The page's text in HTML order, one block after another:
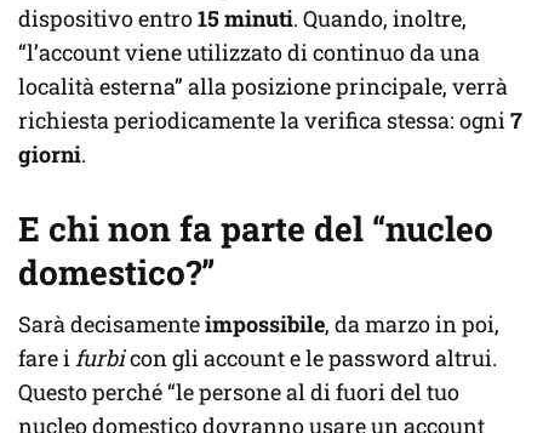
dispositivo entro15 minuti. Quando, inoltre,
“l’account viene utilizzato di continuo da una
località esterna” alla posizione principale, verrà
richiesta periodicamente la verifica stessa: ogni7
giorni.
E chi non fa parte del “nucleo
domestico?”
Sarà decisamenteimpossibile, da marzo in poi,
fare ifurbicon gli account e le password altrui.
Questo perché “le persone al di fuori del tuo
nucleo domestico dovranno usare un account